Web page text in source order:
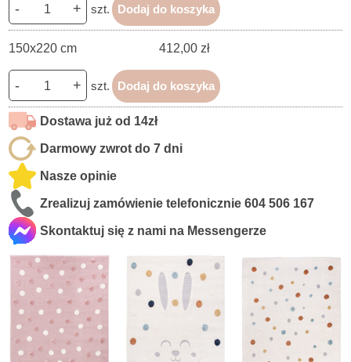
- + szt. Dodaj do koszyka
150x220 cm 412,00 zł
- + szt. Dodaj do koszyka
Dostawa już od 14zł
Darmowy zwrot do 7 dni
Nasze opinie
Zrealizuj zamówienie telefonicznie604 506 167
Skontaktuj się z nami na Messengerze